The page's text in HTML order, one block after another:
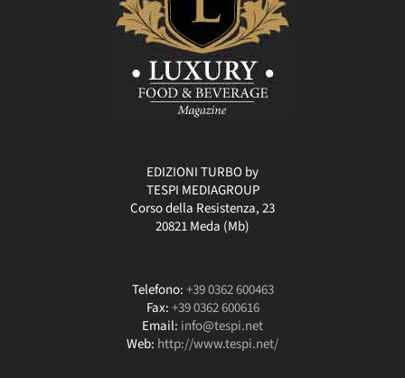
EDIZIONI TURBO by
TESPI MEDIAGROUP
Corso della Resistenza, 23
20821 Meda (Mb)
Telefono:+39 0362 600463
Fax:+39 0362 600616
Email: info@tespi.net
Web: http://www.tespi.net/